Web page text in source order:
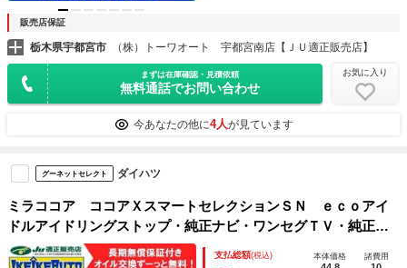
販売店保証
栃木県宇都宮市 （株）トーワオート 宇都宮南店【ＪＵ適正販売店】
まずは在庫確認・見積依頼
無料通話でお問い合わせ
お気に入り
今あなたの他に4人が見ています
グーネットセレクト ダイハツ
ミラココア ココアＸスマートセレクションＳＮ ｅｃｏアイ
ドルアイドリングストップ・純正ナビ・ワンセグＴＶ・純正バ
ックモニター・ＥＴＣ・電動格納ミラー・ホワイトアクセント
支払総額(税込) 本体価格 諸費用